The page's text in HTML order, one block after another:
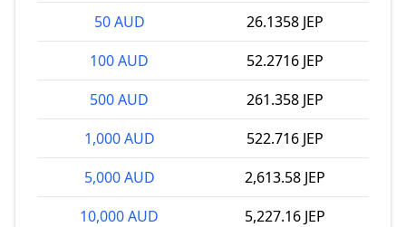
50 AUD
26.1358 JEP
100 AUD
52.2716 JEP
500 AUD
261.358 JEP
1,000 AUD
522.716 JEP
5,000 AUD
2,613.58 JEP
10,000 AUD
5,227.16 JEP